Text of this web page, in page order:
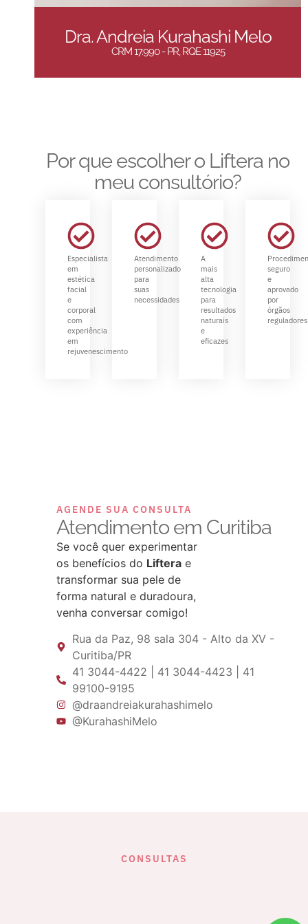
Dra. Andreia Kurahashi Melo
CRM 17.990 - PR, RQE 11925
Por que escolher o Liftera no
meu consultório?
Especialista
em
estética
facial
e
corporal
com
experiência
em
rejuvenescimento
Atendimento
personalizado
para
suas
necessidades
A
mais
alta
tecnologia
para
resultados
naturais
e
eficazes
seguro
e
aprovado
por
órgãos
reguladores
AGENDE SUA CONSULTA
Atendimento em Curitiba
Se você quer experimentar
os benefícios do Liftera e
transformar sua pele de
forma natural e duradoura,
venha conversar comigo!
Rua da Paz, 98 sala 304 - Alto da XV -
Curitiba/PR
41 3044-4422 | 41 3044-4423 | 41
99100-9195
@draandreiakurahashimelo
@KurahashiMelo
CONSULTAS